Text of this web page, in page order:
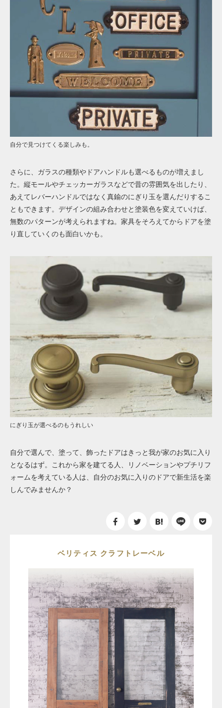
自分で見つけてくる楽しみも。
さらに、ガラスの種類やドアハンドルも選べるものが増えまし
た。縦モールやチェッカーガラスなどで昔の雰囲気を出したり、
あえてレバーハンドルではなく真鍮のにぎり玉を選んだりするこ
ともできます。デザインの組み合わせと塗装色を変えていけば、
無数のパターンが考えられますね。家具をそろえてからドアを塗
り直していくのも面白いかも。
にぎり玉が選べるのもうれしい
自分で選んで、塗って、飾ったドアはきっと我が家のお気に入り
となるはず。これから家を建てる人、リノベーションやプチリフ
ォームを考えている人は、自分のお気に入りのドアで新生活を楽
しんでみませんか？
ベリティス クラフトレーベル